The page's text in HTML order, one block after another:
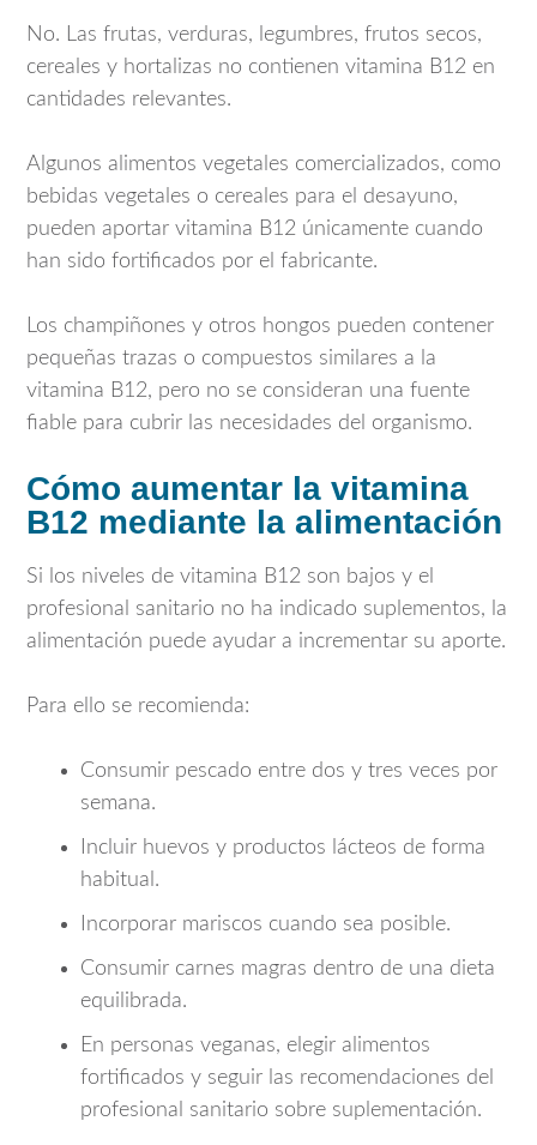
No. Las frutas, verduras, legumbres, frutos secos,
cereales y hortalizas no contienen vitamina B12 en
cantidades relevantes.
Algunos alimentos vegetales comercializados, como
bebidas vegetales o cereales para el desayuno,
pueden aportar vitamina B12 únicamente cuando
han sido fortificados por el fabricante.
Los champiñones y otros hongos pueden contener
pequeñas trazas o compuestos similares a la
vitamina B12, pero no se consideran una fuente
fiable para cubrir las necesidades del organismo.
Cómo aumentar la vitamina
B12 mediante la alimentación
Si los niveles de vitamina B12 son bajos y el
profesional sanitario no ha indicado suplementos, la
alimentación puede ayudar a incrementar su aporte.
Para ello se recomienda:
Consumir pescado entre dos y tres veces por
semana.
Incluir huevos y productos lácteos de forma
habitual.
Incorporar mariscos cuando sea posible.
Consumir carnes magras dentro de una dieta
equilibrada.
En personas veganas, elegir alimentos
fortificados y seguir las recomendaciones del
profesional sanitario sobre suplementación.